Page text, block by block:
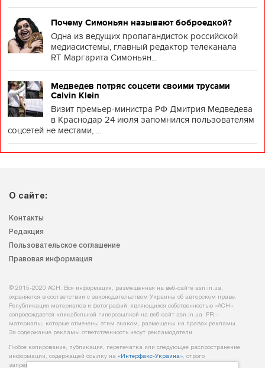
Почему Симоньян называют боброедкой?
Одна из ведущих пропагандисток российской
медиасистемы, главный редактор телеканала
RT Маргарита Симоньян...
Медведев потряс соцсети своими трусами
Calvin Klein
Визит премьер-министра РФ Дмитрия Медведева
в Краснодар 24 июля запомнился пользователям
соцсетей не местами, ...
О сайте:
Контакты
Редакция
Пользовательское соглашение
Правовая информация
© 2015-2020 АСН. Вся информация, размещенная на веб-сайте asn.in.ua,
охраняется в соответствии с законодательством Украины об авторском праве.
Републикация материалов и фотографий, являющихся собственностью «АСН»,
сопровождается кликабельной гиперссылкой на веб-сайт asn.іn.ua. PR –
материалы, которые отмечены этим знаком, размещены на правах рекламы.
За содержание рекламы ответственность несут рекламодатели.
Любое копирование, публикация, перепечатка или следующее распространение
информации, содержащей ссылку на «Интерфакс-Украина», строго
запрещается.